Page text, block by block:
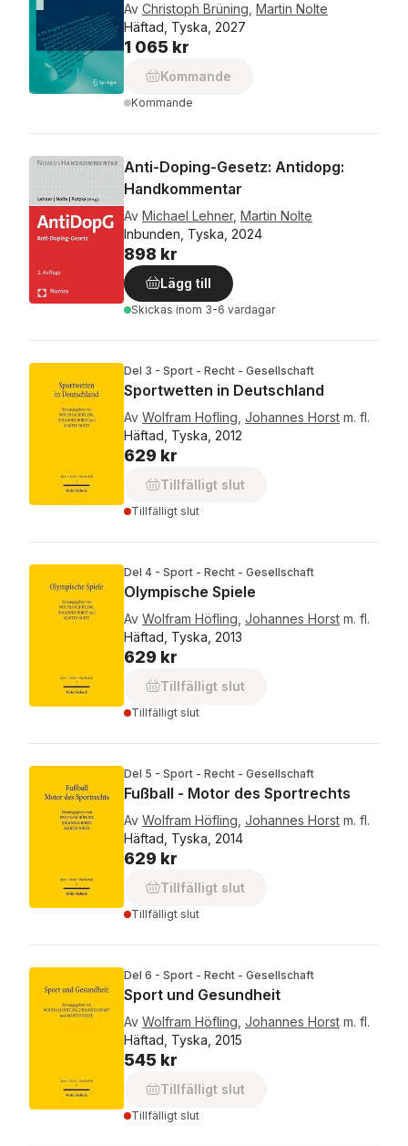
Av Christoph Brüning Martin Nolte
Häftad, Tyska, 2027
1 065 kr
Kommande
Kommande
Anti-Doping-Gesetz: Antidopg:
Handkommentar
Av Michael Lehner, Martin Nolte
Inbunden, Tyska, 2024
898 kr
Lägg till
Skickas inom 3-6 vardagar
Del 3 - Sport - Recht - Gesellschaft
Sportwetten in Deutschland
Av Wolfram Hofling Johannes Horst m. fl.
Häftad, Tyska, 2012
629 kr
Tillfälligt slut
Tillfälligt slut
Del 4 - Sport - Recht - Gesellschaft
Olympische Spiele
Av Wolfram Höfling Johannes Horst m. fl.
Häftad, Tyska, 2013
629 kr
Tillfälligt slut
Tillfälligt slut
Del 5 - Sport - Recht - Gesellschaft
Fußball - Motor des Sportrechts
Av Wolfram Höfling Johannes Horst m. fl.
Häftad, Tyska, 2014
629 kr
Tillfälligt slut
Tillfälligt slut
Del 6 - Sport - Recht - Gesellschaft
Sport und Gesundheit
Av Wolfram Höfling Johannes Horst m. fl.
Häftad, Tyska, 2015
545 kr
Tillfälligt slut
Tillfälligt slut